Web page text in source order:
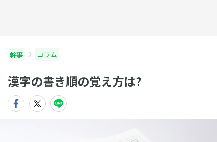
幹事 コラム
漢字の書き順の覚え方は?